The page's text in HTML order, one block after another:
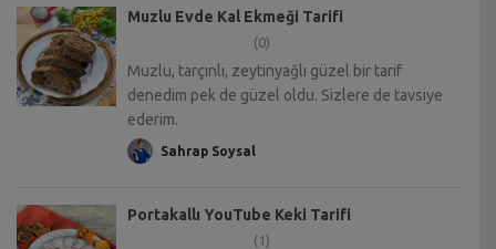
Muzlu Evde Kal Ekmeği Tarifi
(0)
Muzlu, tarçınlı, zeytinyağlı güzel bir tarif
denedim pek de güzel oldu. Sizlere de tavsiye
ederim.
Sahrap Soysal
Portakallı YouTube Keki Tarifi
(1)